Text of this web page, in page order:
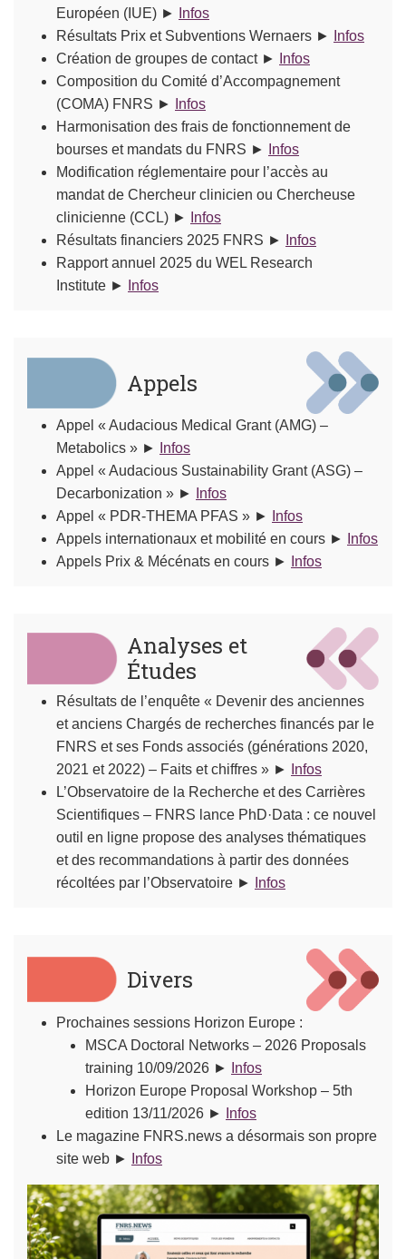
Européen (IUE) ►
Infos
Résultats Prix et Subventions Wernaers ►
Infos
Création de groupes de contact ►
Infos
Composition du Comité d’Accompagnement
(COMA) FNRS ►
Infos
Harmonisation des frais de fonctionnement de
bourses et mandats du FNRS ►
Infos
Modification réglementaire pour l’accès au
mandat de Chercheur clinicien ou Chercheuse
clinicienne (CCL) ►
Infos
Résultats financiers 2025 FNRS ►
Infos
Rapport annuel 2025 du WEL Research
Institute ►
Infos
Appels
Appel « Audacious Medical Grant (AMG) –
Metabolics » ►
Infos
Appel « Audacious Sustainability Grant (ASG) –
Decarbonization » ►
Infos
Appel « PDR-THEMA PFAS » ►
Infos
Appels internationaux et mobilité en cours ►
Infos
Appels Prix & Mécénats en cours ►
Infos
Analyses et
Études
Résultats de l’enquête « Devenir des anciennes
et anciens Chargés de recherches financés par le
FNRS et ses Fonds associés (générations 2020,
2021 et 2022) – Faits et chiffres » ►
Infos
L’Observatoire de la Recherche et des Carrières
Scientifiques – FNRS lance PhD·Data : ce nouvel
outil en ligne propose des analyses thématiques
et des recommandations à partir des données
récoltées par l’Observatoire ►
Infos
Divers
Prochaines sessions Horizon Europe :
MSCA Doctoral Networks – 2026 Proposals
training 10/09/2026 ►
Infos
Horizon Europe Proposal Workshop – 5th
edition 13/11/2026 ►
Infos
Le magazine FNRS.news a désormais son propre
site web ►
Infos